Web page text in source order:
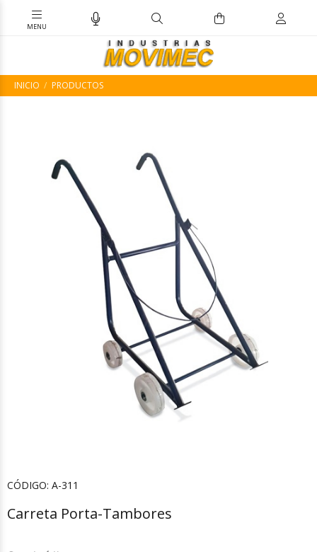
INICIO PRODUCTOS
CÓDIGO: A-311
Carreta Porta-Tambores